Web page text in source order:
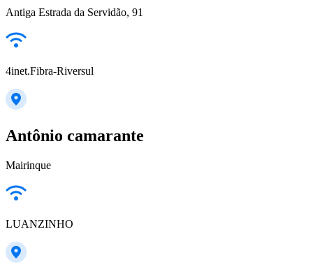
Antiga Estrada da Servidão, 91
4inet.Fibra-Riversul
Antônio camarante
Mairinque
LUANZINHO